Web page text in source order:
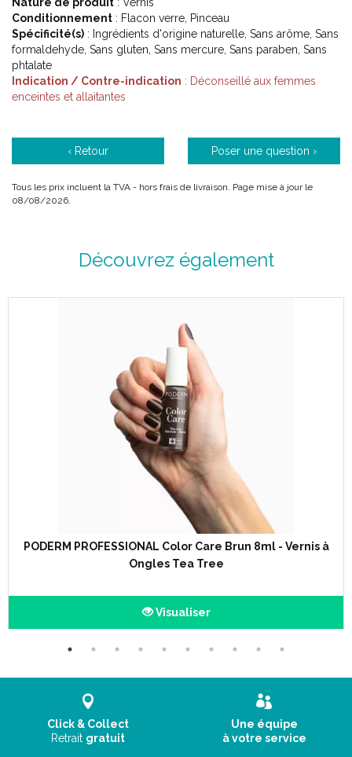
Elle étudie les pathologies les plus récurrentes et formule une
gamme de sérums qui :
Soigne la pathologie.
Prévient l’ apparition ou la récidive.
Apaise les maux du pied.
Reconstruit, et respecte la matrice de l’ ongle et du lit de l’
Apporte un traitement palliatif lorsque la pathologie s’ avère
plus complexe (psoriasis ungueal, hyperkératose,
Code EAN : 7640178213227
Conditionnement : Flacon verre, Pinceau
Spécificité(s) : Ingrédients d'origine naturelle, Sans arôme, Sans
formaldehyde, Sans gluten, Sans mercure, Sans paraben, Sans
phtalate
Indication / Contre-indication : Déconseillé aux femmes
enceintes et allaitantes
‹ Retour Poser une question ›
Tous les prix incluent la TVA - hors frais de livraison. Page mise à jour le
08/08/2026.
Découvrez également
PODERM PROFESSIONAL Color Care Brun 8ml - Vernis à
Ongles Tea Tree
Visualiser
Click & Collect
Retrait gratuit
Une équipe
à votre service